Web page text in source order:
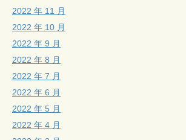
2022 年 11 月
2022 年 10 月
2022 年 9 月
2022 年 8 月
2022 年 7 月
2022 年 6 月
2022 年 5 月
2022 年 4 月